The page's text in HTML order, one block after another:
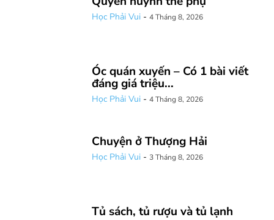
Học Phải Vui - 4 Tháng 8, 2026
Óc quán xuyến – Có 1 bài viết
đáng giá triệu...
Học Phải Vui - 4 Tháng 8, 2026
Chuyện ở Thượng Hải
Học Phải Vui - 3 Tháng 8, 2026
Tủ sách, tủ rượu và tủ lạnh